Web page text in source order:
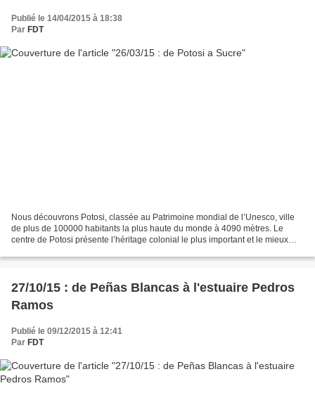
Publié le 14/04/2015 à 18:38
Par FDT
Nous découvrons Potosi, classée au Patrimoine mondial de l’Unesco, ville
de plus de 100000 habitants la plus haute du monde à 4090 mètres. Le
centre de Potosi présente l’héritage colonial le plus important et le mieux
27/10/15 : de Peñas Blancas à l'estuaire Pedros
Ramos
Publié le 09/12/2015 à 12:41
Par FDT